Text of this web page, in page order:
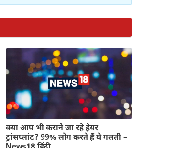
क्या आप भी कराने जा रहे हेयर
ट्रांसप्लांट? 99% लोग करते हैं ये गलती –